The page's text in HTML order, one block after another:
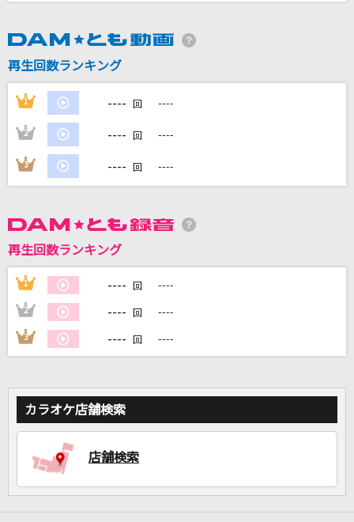
EVER GREEN～さめない恋がここにある～
ランディ(神奈延年)
Dear…
西野カナ
ミックスナッツ
Official髭男dism
恋心
相川七瀬
もっと見る
カラオケ最新情報をチェック！
DAMに会員登録・ログインして
再生回数ランキング
1 ---- 回 ----
2 ---- 回 ----
3 ---- 回 ----
再生回数ランキング
1 ---- 回 ----
2 ---- 回 ----
3 ---- 回 ----
カラオケ店舗検索
店舗検索